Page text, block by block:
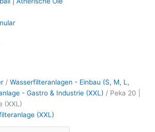
/ Wasserfilteranlagen - Einbau (S, M, L,
- Gastro & Industrie (XXL) / Peka 20 |
(XXL)
(XXL)